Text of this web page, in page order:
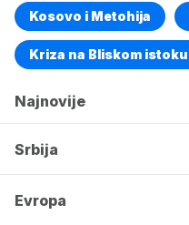
Kosovo i Metohija
Kriza na Bliskom istoku
Najnovije
Srbija
Evropa